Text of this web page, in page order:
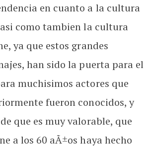
en cuanto a la cultura
como tambien la cultura
ya que estos grandes
han sido la puerta para el
muchisimos actores que
fueron conocidos, y
que es muy valorable, que
a los 60 aÃ±os haya hecho